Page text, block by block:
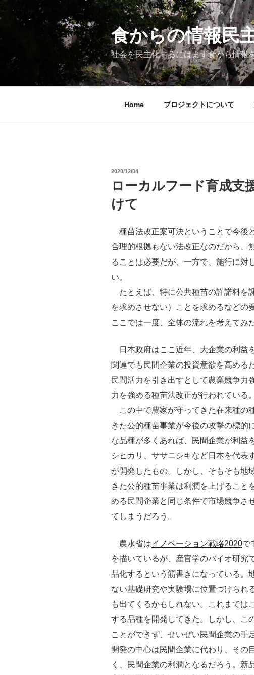
ン
ン
食からの情報民
社会を民主化するにはまず食から情報
Home プロジェクトについて
投
2020/12/04
ローカルフード育成支
けて
種苗法改正案可決ということで今後
合理的根拠もない法改正なのだから、
ることは必要だが、一方で、施行に対
い。
たとえば、特に公共種苗の許諾料を
を求めさせない）ことを求めるなどの
ここでは一度、全体の流れを考えてみ
日本政府はここ近年、大企業の利益
関連でも民間企業の投資意欲を高める
民間活力を引き出すとして農業競争力
力を強める種苗法改正が行われている。
この中で農家が守ってきた在来種の
きた公的種苗事業が今後の攻撃の標的
な品種が多くあれば、民間企業が利益
シヒカリ、ササニシキなど日本を代表
が開発したもの。しかし、そもそも地
きた公的種苗事業は利潤を上げること
める民間企業と同じ条件で市場競争さ
てしまうだろう。
農水省はイノベーション戦略2020で
を描いているが、産官学のバイオ研究
品化するという筋書きになっている。
ない基礎研究や実験場に位置づけられ
も出てくるかもしれない。これまでは
する品種を開発してきた。しかし、こ
ことができず、せいぜい民間企業の手
開発の中心は民間企業に代わり、その
く、民間企業の利潤となるだろう。新